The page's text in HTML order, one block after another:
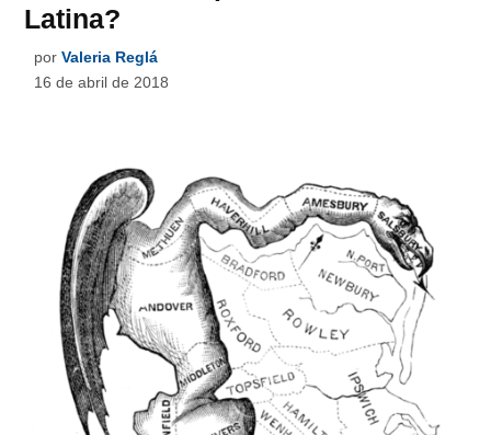
Latina?
por Valeria Reglá
16 de abril de 2018